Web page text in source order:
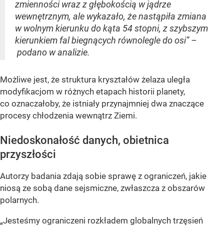
zmienności wraz z głębokością w jądrze
wewnętrznym, ale wykazało, że nastąpiła zmiana
w wolnym kierunku do kąta 54 stopni, z szybszym
kierunkiem fal biegnących równolegle do osi” –
podano w analizie.
Możliwe jest, że struktura kryształów żelaza uległa
modyfikacjom w różnych etapach historii planety,
co oznaczałoby, że istniały przynajmniej dwa znaczące
procesy chłodzenia wewnątrz Ziemi.
Niedoskonałość danych, obietnica
przyszłości
Autorzy badania zdają sobie sprawę z ograniczeń, jakie
niosą ze sobą dane sejsmiczne, zwłaszcza z obszarów
polarnych.
„Jesteśmy ograniczeni rozkładem globalnych trzęsień